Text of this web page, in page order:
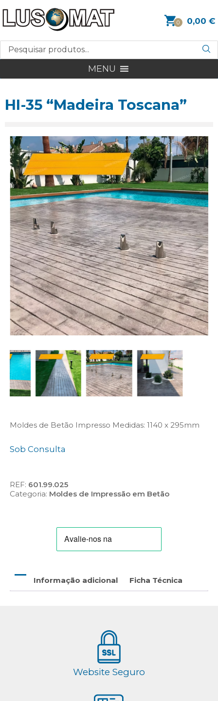
0 0,00 €
MENU
HI-35 “Madeira Toscana”
Moldes de Betão Impresso Medidas: 1140 x 295mm
Sob Consulta
REF: 601.99.025
Categoria: Moldes de Impressão em Betão
Informação adicional Ficha Técnica
Website Seguro